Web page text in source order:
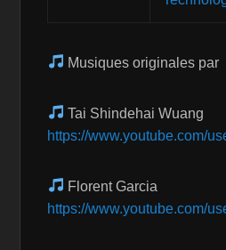
Musiques originales par
Tai Shindehai Wuang
https://www.youtube.com/
Florent Garcia
https://www.youtube.com/